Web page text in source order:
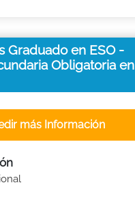
Graduado en ESO -
Obligatoria en
más Información